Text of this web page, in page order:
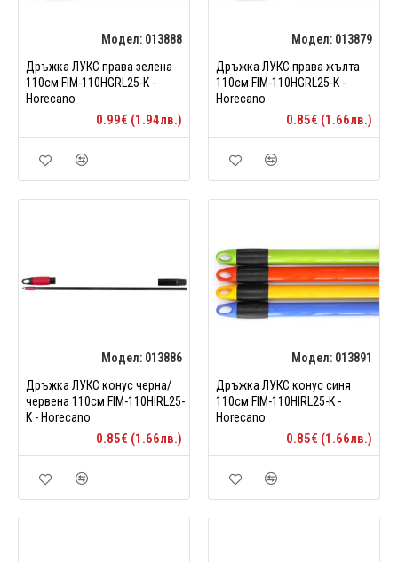
Модел: 013888
Дръжка ЛУКС права зелена
110см FIM-110HGRL25-K -
Horecano
0.99€ (1.94лв.)
Модел: 013879
Дръжка ЛУКС права жълта
110см FIM-110HGRL25-K -
Horecano
0.85€ (1.66лв.)
Модел: 013886
Дръжка ЛУКС конус черна/
червена 110см FIM-110HIRL25-
K - Horecano
0.85€ (1.66лв.)
Модел: 013891
Дръжка ЛУКС конус синя
110см FIM-110HIRL25-K -
Horecano
0.85€ (1.66лв.)